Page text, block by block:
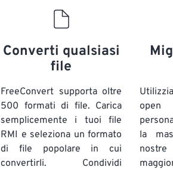
Converti qualsiasi
file
FreeConvert supporta oltre
500 formati di file. Carica
semplicemente i tuoi file
RMI e seleziona un formato
di file popolare in cui
convertirli. Condividi
la